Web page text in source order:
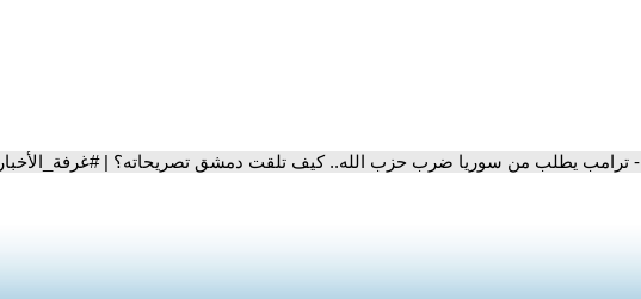
- ترامب يطلب من سوريا ضرب حزب الله.. كيف تلقت دمشق تصريحاته؟ | #غرفة_الأخبار